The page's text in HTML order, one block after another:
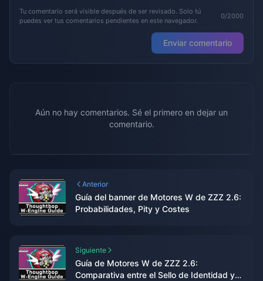
Tu comentario será visible después de ser revisado. Solo tú
puedes ver tus comentarios pendientes en este navegador.
0/2000
Enviar comentario
Aún no hay comentarios. Sé el primero en dejar un
comentario.
Anterior
Guía del banner de Motores W de ZZZ 2.6:
Probabilidades, Pity y Costes
Siguiente
Guía de Motores W de ZZZ 2.6:
Comparativa entre el Sello de Identidad y